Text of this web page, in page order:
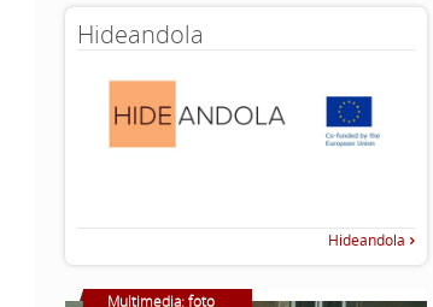
Hideandola
Hideandola
Multimedia: foto